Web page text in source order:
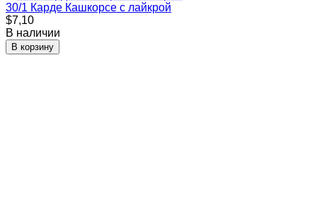
30/1 Карде Кашкорсе с лайкрой
$7,10
В наличии
В корзину